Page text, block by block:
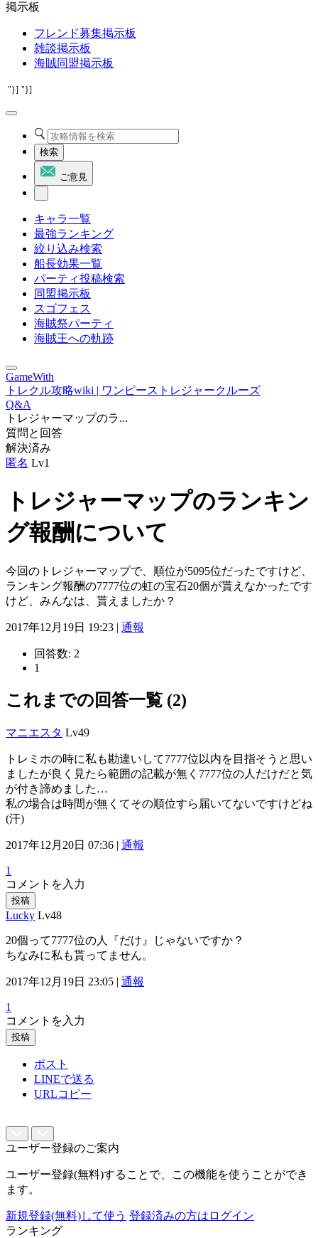
掲示板
フレンド募集掲示板
雑談掲示板
海賊同盟掲示板
"}] "}]
検索
ご意見
キャラ一覧
最強ランキング
絞り込み検索
船長効果一覧
パーティ投稿検索
同盟掲示板
スゴフェス
海賊祭パーティ
海賊王への軌跡
GameWith
トレクル攻略wiki | ワンピーストレジャークルーズ
Q&A
トレジャーマップのラ...
質問と回答
解決済み
匿名 Lv1
トレジャーマップのランキン
グ報酬について
今回のトレジャーマップで、順位が5095位だったですけど、
ランキング報酬の7777位の虹の宝石20個が貰えなかったです
けど、みんなは、貰えましたか？
2017年12月19日 19:23 | 通報
回答数: 2
1
これまでの回答一覧 (2)
マニエスタ Lv49
トレミホの時に私も勘違いして7777位以内を目指そうと思い
ましたが良く見たら範囲の記載が無く7777位の人だけだと気
が付き諦めました…
私の場合は時間が無くてその順位すら届いてないですけどね
(汗)
2017年12月20日 07:36 | 通報
1
コメントを入力
投稿
Lucky Lv48
20個って7777位の人『だけ』じゃないですか？
ちなみに私も貰ってません。
2017年12月19日 23:05 | 通報
1
コメントを入力
投稿
ポスト
LINEで送る
URLコピー
ユーザー登録のご案内
ユーザー登録(無料)することで、この機能を使うことができ
ます。
新規登録(無料)して使う 登録済みの方はログイン
ランキング